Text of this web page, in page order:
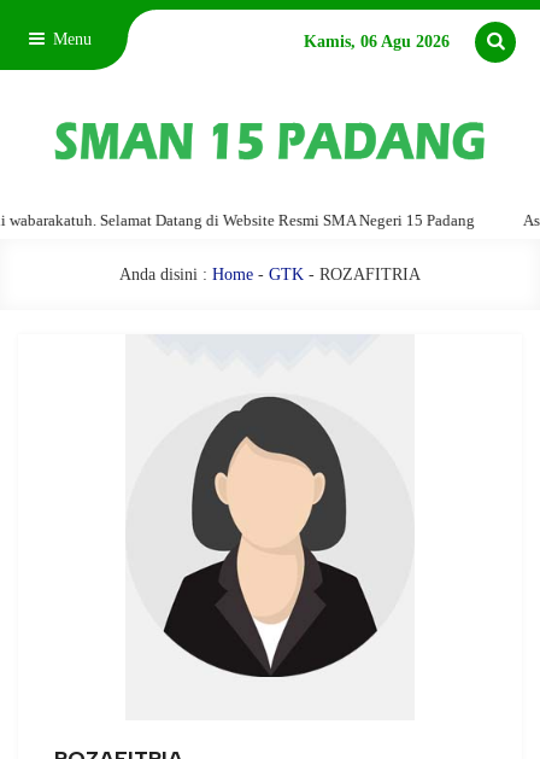
Menu Kamis, 06 Agu 2026
Selamat Datang di Website Resmi SMA Negeri 15 Padang
Anda disini : Home - GTK - ROZAFITRIA